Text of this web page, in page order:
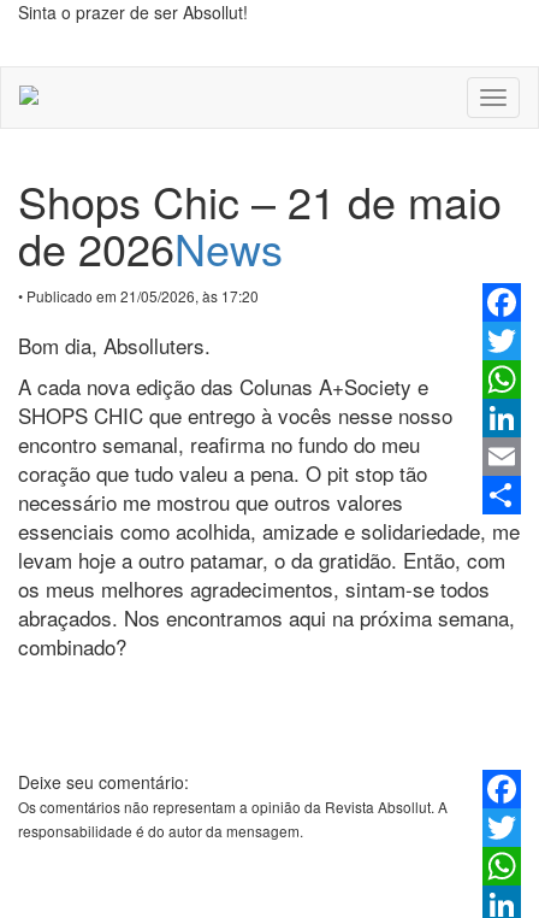
Sinta o prazer de ser Absollut!
Shops Chic – 21 de maio
de 2026News
• Publicado em 21/05/2026, às 17:20
Twitter
Email
Share
Bom dia, Absolluters.
A cada nova edição das Colunas A+Society e
SHOPS CHIC que entrego à vocês nesse nosso
encontro semanal, reafirma no fundo do meu
coração que tudo valeu a pena. O pit stop tão
necessário me mostrou que outros valores
essenciais como acolhida, amizade e solidariedade, me
levam hoje a outro patamar, o da gratidão. Então, com
os meus melhores agradecimentos, sintam-se todos
abraçados. Nos encontramos aqui na próxima semana,
combinado?
Twitter
Deixe seu comentário:
Os comentários não representam a opinião da Revista Absollut. A
responsabilidade é do autor da mensagem.